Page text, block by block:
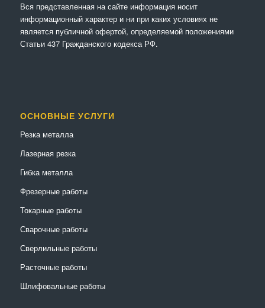
Вся представленная на сайте информация носит
информационный характер и ни при каких условиях не
является публичной офертой, определяемой положениями
Статьи 437 Гражданского кодекса РФ.
ОСНОВНЫЕ УСЛУГИ
Резка металла
Лазерная резка
Гибка металла
Фрезерные работы
Токарные работы
Сварочные работы
Сверлильные работы
Расточные работы
Шлифовальные работы